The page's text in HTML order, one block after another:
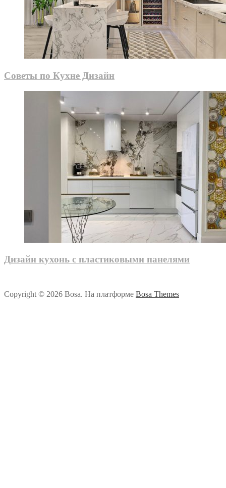
Советы по Кухне Дизайн
Дизайн кухонь с пластиковыми панелями
Copyright © 2026 Bosa. На платформе Bosa Themes